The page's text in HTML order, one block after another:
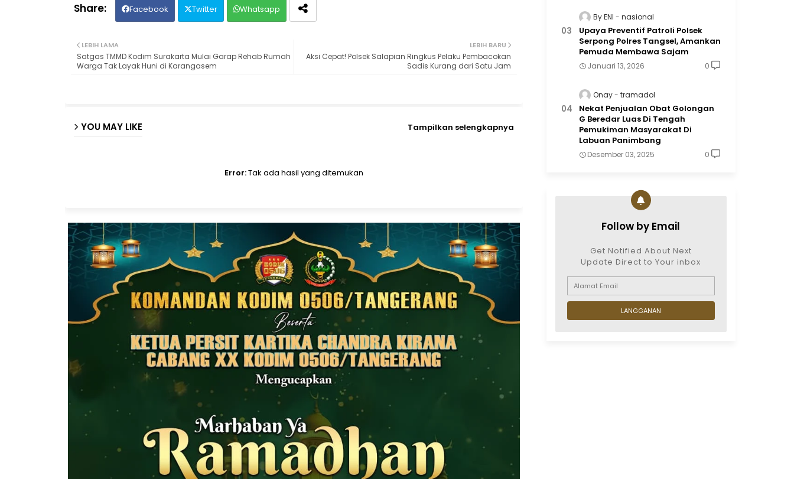
Facebook Twitter Whatsapp
LEBIH BARU
Aksi Cepat! Polsek Salapian Ringkus Pelaku Pembacokan
Sadis Kurang dari Satu Jam
LEBIH LAMA
Satgas TMMD Kodim Surakarta Mulai Garap Rehab Rumah
Warga Tak Layak Huni di Karangasem
YOU MAY LIKE Tampilkan selengkapnya
Error:Tak ada hasil yang ditemukan
By ENI nasional
Upaya Preventif Patroli Polsek
Serpong Polres Tangsel, Amankan
Pemuda Membawa Sajam
Januari 13, 2026 0
Onay tramadol
Nekat Penjualan Obat Golongan
G Beredar Luas Di Tengah
Pemukiman Masyarakat Di
Labuan Panimbang
Desember 03, 2025 0
Follow by Email
Get Notified About Next
Update Direct to Your inbox